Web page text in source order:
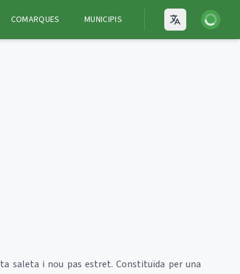
COMARQUES MUNICIPIS Open
Iniciar
saleta i nou pas estret. Constituïda per una